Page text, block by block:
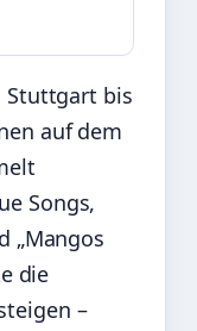
Stuttgart bis
auf dem
Songs,
„Mangos
die
–